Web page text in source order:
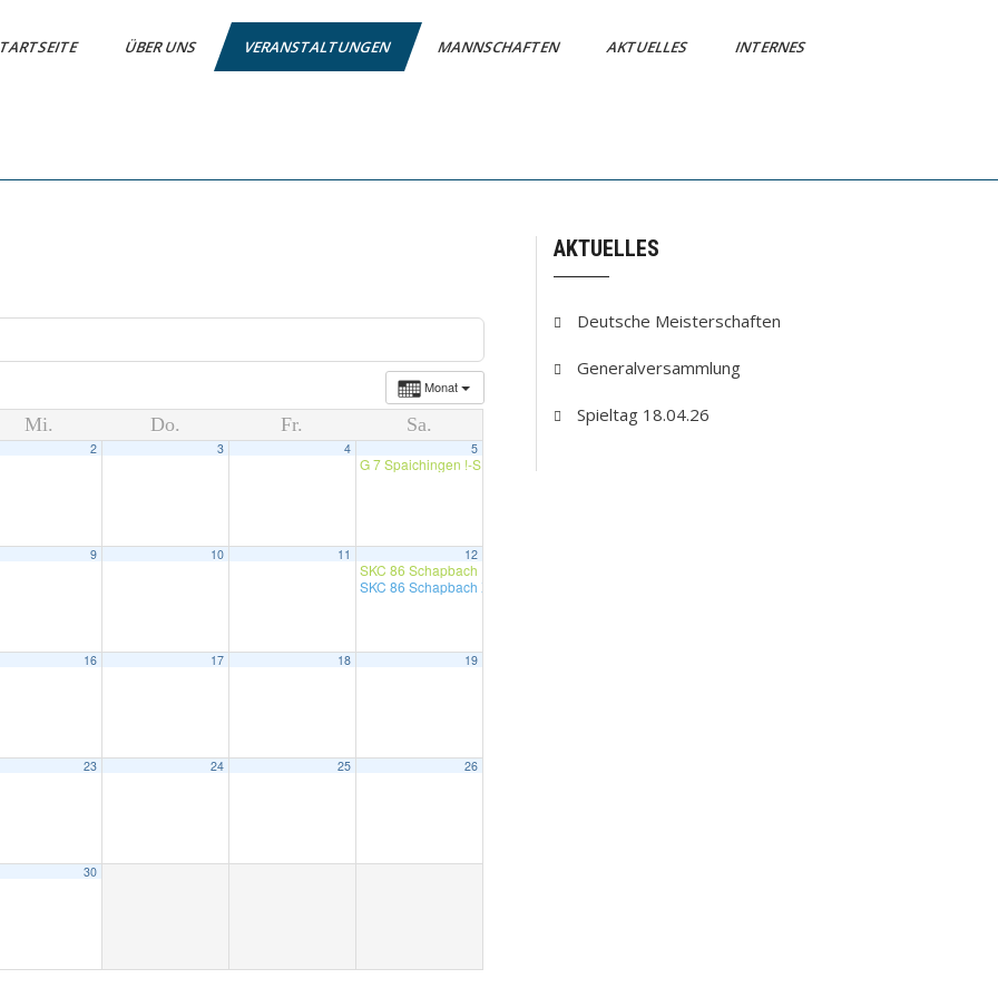
ÜBER UNS VERANSTALTUNGEN MANNSCHAFTEN AKTUELLES INTERNES
Monat
Mi. Do. Fr. Sa.
2 3 4 5
G 7 Spaichingen !-SKC 86 Schapbach 1
9 10 11 12
SKC 86 Schapbach 1-SKV Waldkirch 2
SKC 86 Schapbach X1-SKC Nordrach X1
16 17 18 19
23 24 25 26
30
AKTUELLES
Deutsche Meisterschaften
Generalversammlung
Spieltag 18.04.26